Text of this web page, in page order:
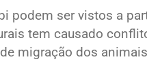
podem ser vistos a
tem causado
migração dos